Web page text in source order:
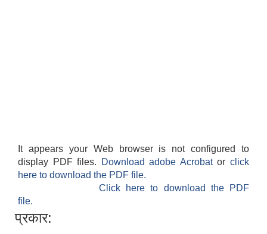
It appears your Web browser is not configured to
display PDF files.
Download adobe Acrobatorclick
here to download the PDF file.
Click here to download the PDF
file.
प्रकार: